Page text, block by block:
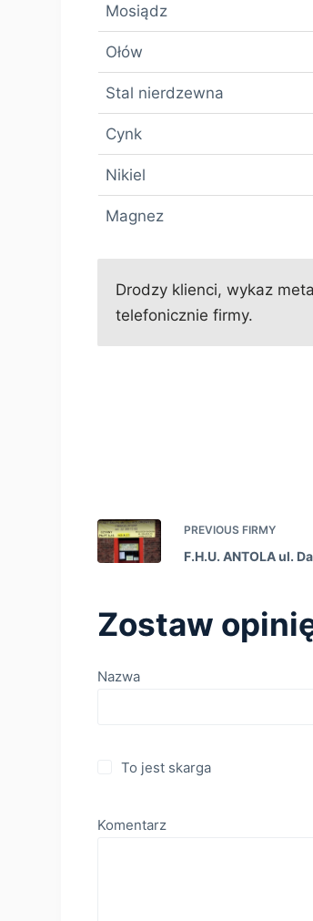
Mosiądz
Ołów
Stal nierdzewna
Cynk
Nikiel
Magnez
Drodzy klienci, wykaz
telefonicznie firmy.
PREVIOUS FIRMY
F.H.U. ANTOLA ul.
Zostaw
Nazwa
To jest skarga
Komentarz